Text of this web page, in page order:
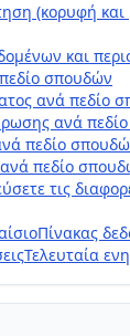
(κορυφή
και
σπουδών
ανά πεδίο
ανά
πεδίο
πεδίο
τις
Πίνακας
Τελευταία